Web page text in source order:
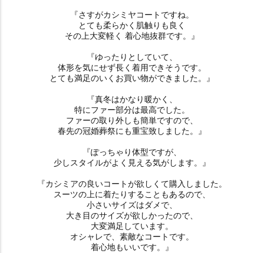
『さすがカシミヤコートですね。
とても柔らかく肌触りも良く
その上大変軽く 着心地抜群です。』
『ゆったりとしていて、
体形を気にせず長く着用できそうです。
とても満足のいくお買い物ができました。』
『真冬はかなり暖かく、
特にファー部分は最高でした。
ファーの取り外しも簡単ですので、
春先の冠婚葬祭にも重宝致しました。』
『ぽっちゃり体型ですが、
少しスタイルがよく見える気がします。』
『カシミアの良いコートが欲しくて購入しました。
スーツの上に着たりすることもあるので、
小さいサイズはダメで、
大き目のサイズが欲しかったので、
大変満足しています。
オシャレで、素敵なコートです。
着心地もいいです。』